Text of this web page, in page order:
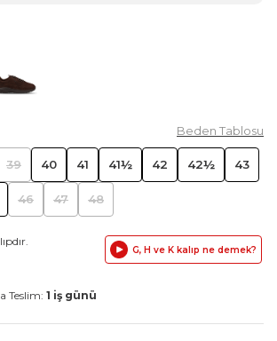
Beden Tablosu
39 40 41 41½ 42 42½ 43
46 47 48
G, H ve K kalıp ne demek?
Teslim: 1 iş günü